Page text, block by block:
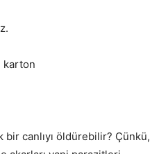
karton
canlıyı öldürebilir? Çünkü,